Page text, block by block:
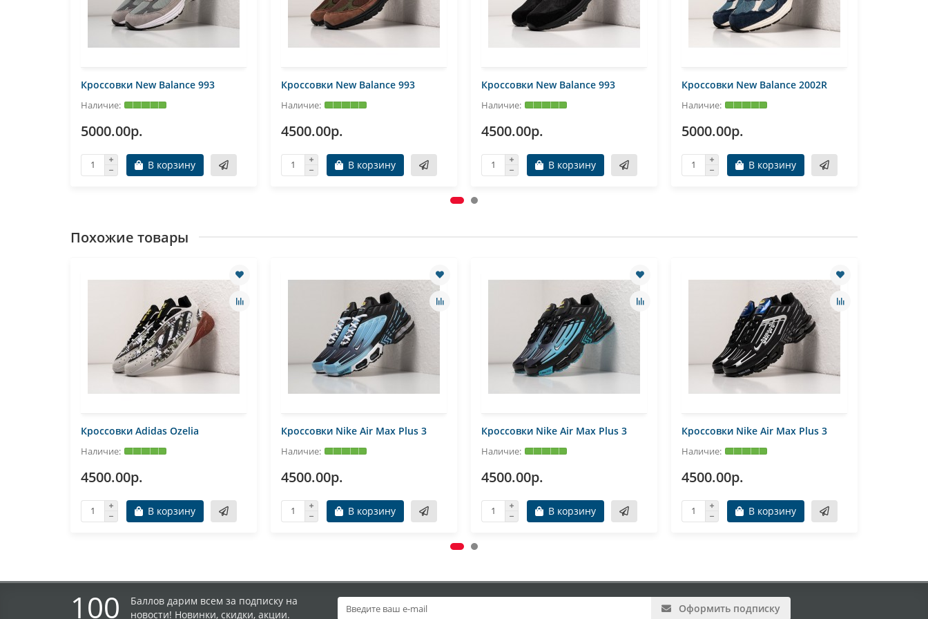
Кроссовки New Balance 993
5000.00р.
В корзину
Кроссовки New Balance 993
4500.00р.
В корзину
Кроссовки New Balance 993
4500.00р.
В корзину
Кроссовки New Balance 2002R
5000.00р.
В корзину
Похожие товары
Кроссовки Adidas Ozelia
4500.00р.
В корзину
Кроссовки Nike Air Max Plus 3
4500.00р.
В корзину
Кроссовки Nike Air Max Plus 3
4500.00р.
В корзину
Кроссовки Nike Air Max Plus 3
4500.00р.
В корзину
100
Баллов дарим всем за подписку на
новости! Новинки, скидки, акции.
Оформить подписку